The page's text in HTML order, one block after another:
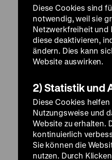
Diese Cookies sind
notwendig, weil sie
Netzwerkfreiheit und
diese deaktivieren,
ändern. Dies kann
Website auswirken.
2) Statistik und
Diese Cookies
Nutzungsweise und
Website zu erhalten.
kontinuierlich
Sie können die
nutzen. Durch